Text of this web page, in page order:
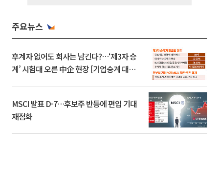
주요뉴스
후계자 없어도 회사는 남긴다?…‘제3자 승
계’ 시험대 오른 中企 현장 [기업승계 대전
MSCI 발표 D-7…후보주 반등에 편입 기대
재점화